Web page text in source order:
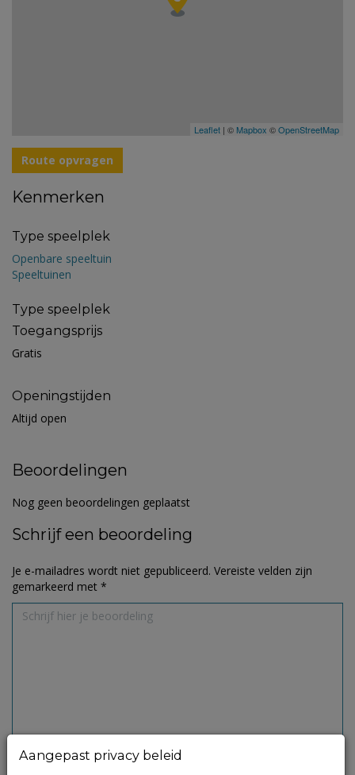
Leaflet | © Mapbox ©OpenStreetMap
Route opvragen
Kenmerken
Type speelplek
Openbare speeltuin
Speeltuinen
Type speelplek
Toegangsprijs
Gratis
Openingstijden
Altijd open
Beoordelingen
Nog geen beoordelingen geplaatst
Schrijf een beoordeling
Je e-mailadres wordt niet gepubliceerd. Vereiste velden zijn
gemarkeerd met *
Aangepast privacy beleid